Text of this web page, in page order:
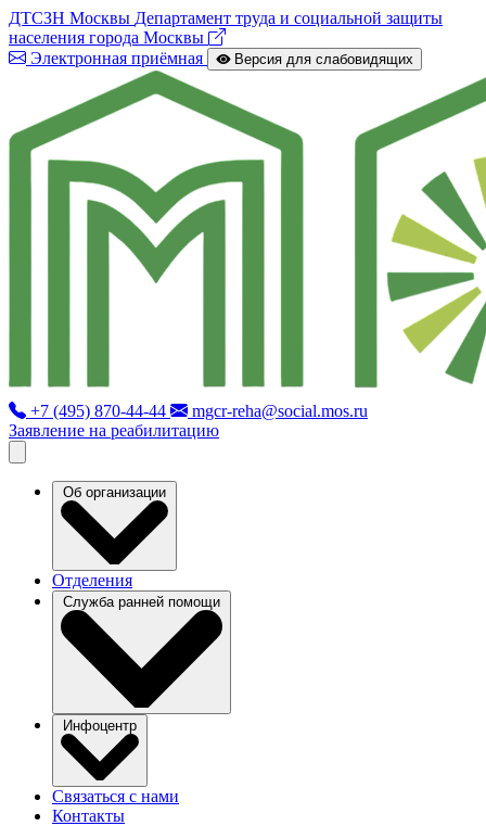
ДТСЗН Москвы Департамент труда и социальной защиты
населения города Москвы
Электронная приёмная
Версия для слабовидящих
+7 (495) 870-44-44
mgcr-reha@social.mos.ru
Заявление на реабилитацию
Об организации
Отделения
Служба ранней помощи
Инфоцентр
Связаться с нами
Контакты